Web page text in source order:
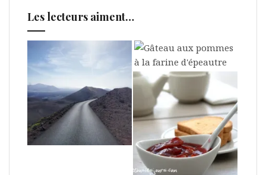
Les lecteurs aiment…